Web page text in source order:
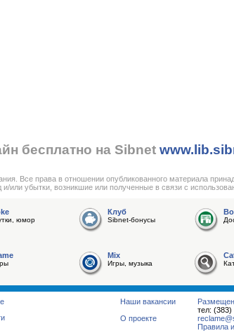
бесплатно на Sibnet
Все права в отношении опубликованного материала
или убытки, возникшие или полученные в связи с
юмор
Клуб
Sibnet-бонусы
Mix
Игры, музыка
тел:
Правила
Наши вакансии
О проекте